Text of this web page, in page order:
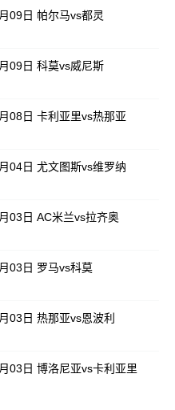
09日 帕尔马vs都灵
09日 科莫vs威尼斯
08日 卡利亚里vs热那亚
04日 尤文图斯vs维罗纳
03日 AC米兰vs拉齐奥
03日 罗马vs科莫
03日 热那亚vs恩波利
03日 博洛尼亚vs卡利亚里